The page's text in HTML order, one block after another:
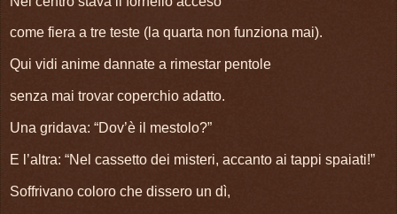
come fiera a tre teste (la quarta non funziona mai).
Qui vidi anime dannate a rimestar pentole
senza mai trovar coperchio adatto.
Una gridava: “Dov’è il mestolo?”
E l’altra: “Nel cassetto dei misteri, accanto ai tappi spaiati!”
Soffrivano coloro che dissero un dì,